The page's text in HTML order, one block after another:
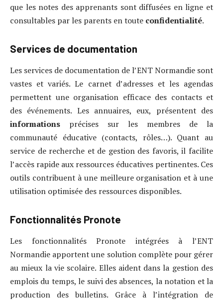
que les notes des apprenants sont diffusées en ligne et
consultables par les parents en toute confidentialité.
Services de documentation
Les services de documentation de l’ENT Normandie sont
vastes et variés. Le carnet d’adresses et les agendas
permettent une organisation efficace des contacts et
des événements. Les annuaires, eux, présentent des
informations précises sur les membres de la
communauté éducative (contacts, rôles…). Quant au
service de recherche et de gestion des favoris, il facilite
l’accès rapide aux ressources éducatives pertinentes. Ces
outils contribuent à une meilleure organisation et à une
utilisation optimisée des ressources disponibles.
Fonctionnalités Pronote
Les fonctionnalités Pronote intégrées à l’ENT
Normandie apportent une solution complète pour gérer
au mieux la vie scolaire. Elles aident dans la gestion des
emplois du temps, le suivi des absences, la notation et la
production des bulletins. Grâce à l’intégration de